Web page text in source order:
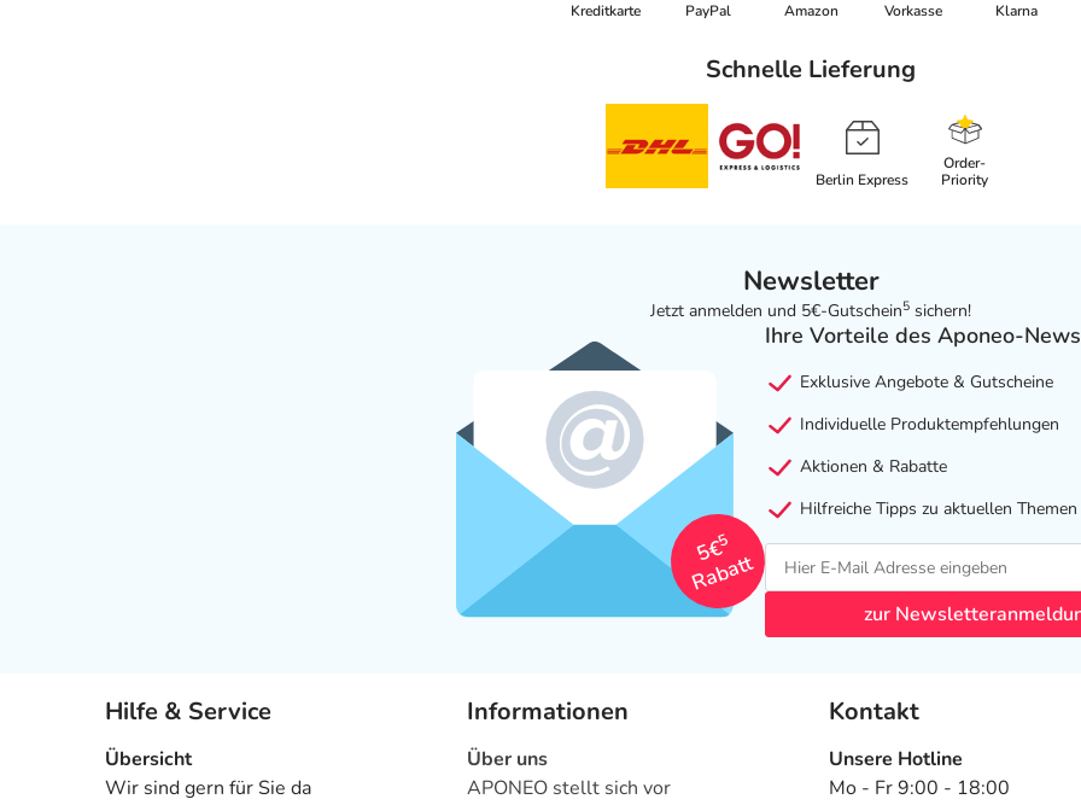
Kreditkarte PayPal Amazon Vorkasse Klarna
Schnelle Lieferung
Berlin Express
Order-
Priority
Newsletter
Jetzt anmelden und 5€-Gutschein5 sichern!
5€
5
Rabatt
Ihre Vorteile des Aponeo-
Exklusive Angebote & Gutscheine
Individuelle Produktempfehlungen
Aktionen & Rabatte
Hilfreiche Tipps zu aktuellen Themen
zur
Hilfe & Service
Übersicht
Wir sind gern für Sie da
Informationen
Über uns
APONEO stellt sich vor
Kontakt
Unsere Hotline
Mo - Fr 9:00 - 18:00